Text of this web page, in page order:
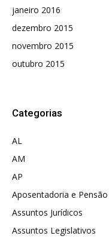
janeiro 2016
dezembro 2015
novembro 2015
outubro 2015
Categorias
AL
AM
AP
Aposentadoria e Pensão
Assuntos Jurídicos
Assuntos Legislativos